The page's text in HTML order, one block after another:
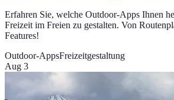
Erfahren Sie, welche Outdoor-Apps Ihnen
Freizeit im Freien zu gestalten. Von
Features!
Outdoor-AppsFreizeitgestaltung
Aug 3